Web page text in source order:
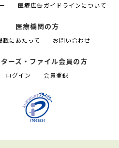
医療広告ガイドラインについて
医療機関の方
載にあたって お問い合わせ
ターズ・ファイル会員の方
ログイン 会員登録